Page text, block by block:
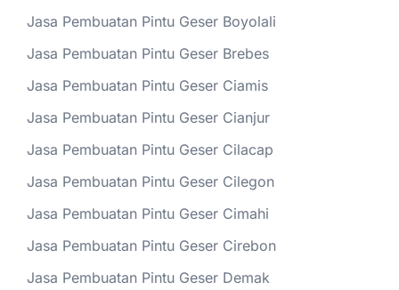
Jasa Pembuatan Pintu Geser Boyolali
Jasa Pembuatan Pintu Geser Brebes
Jasa Pembuatan Pintu Geser Ciamis
Jasa Pembuatan Pintu Geser Cianjur
Jasa Pembuatan Pintu Geser Cilacap
Jasa Pembuatan Pintu Geser Cilegon
Jasa Pembuatan Pintu Geser Cimahi
Jasa Pembuatan Pintu Geser Cirebon
Jasa Pembuatan Pintu Geser Demak